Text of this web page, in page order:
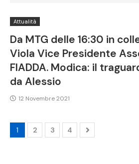
Attualità
Da MTG delle 16:30 in
Viola Vice Presidente
FIADDA. Modica: il
da Alessio
12 Novembre 2021
1 2 3 4